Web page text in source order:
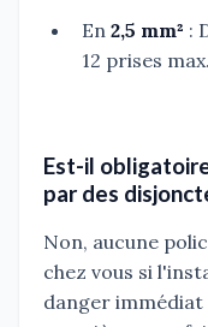
En 2,5 mm² :
12 prises max.
Est-il
par des
Non, aucune
chez vous si
danger immédiat